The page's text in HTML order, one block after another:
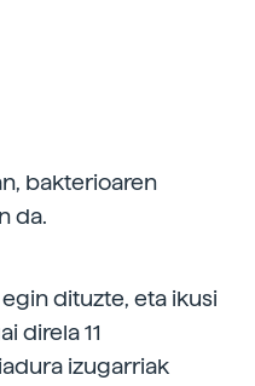
bakterioaren
da.
dituzte, eta ikusi
direla 11
izugarriak